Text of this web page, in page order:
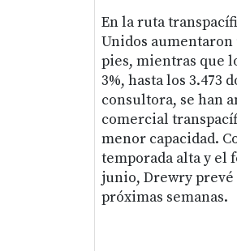
En la ruta
Unidos aumentaron
pies, mientras que
3%, hasta los 3.473
consultora, se han
comercial
menor capacidad.
temporada alta y el
junio, Drewry prevé
próximas semanas.